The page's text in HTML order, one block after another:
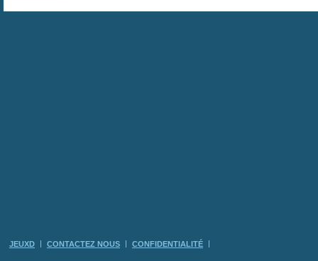
JEUXD CONTACTEZ NOUS CONFIDENTIALITÉ